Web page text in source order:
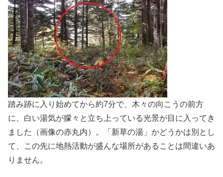
踏み跡に入り始めてから約7分で、木々の向こうの前方
に、白い湯気が朦々と立ち上っている光景が目に入ってき
ました（画像の赤丸内）。「新草の湯」かどうかは別とし
て、この先に地熱活動が盛んな場所があることは間違いあ
りません。